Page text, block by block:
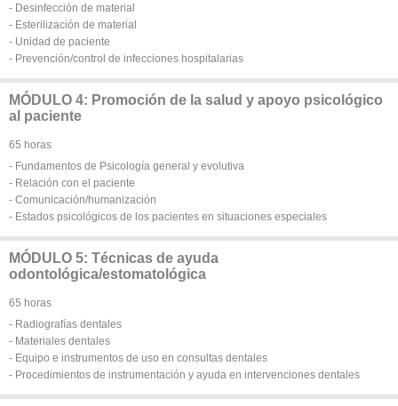
- Desinfección de material
- Esterilización de material
- Unidad de paciente
- Prevención/control de infecciones hospitalarias
MÓDULO 4: Promoción de la salud y apoyo psicológico
al paciente
65 horas
- Fundamentos de Psicología general y evolutiva
- Relación con el paciente
- Comunicación/humanización
- Estados psicológicos de los pacientes en situaciones especiales
MÓDULO 5: Técnicas de ayuda
odontológica/estomatológica
65 horas
- Radiografías dentales
- Materiales dentales
- Equipo e instrumentos de uso en consultas dentales
- Procedimientos de instrumentación y ayuda en intervenciones dentales